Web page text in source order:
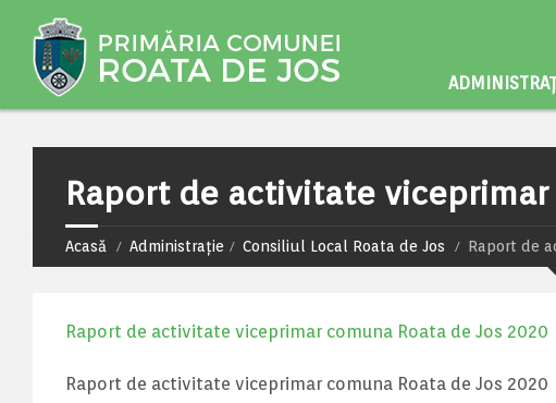
Raport de activitate
Acasă Administrație Consiliul Local Roata de Jos Raport de
Raport de activitate viceprimar comuna Roata de Jos 2020
Raport de activitate viceprimar comuna Roata de Jos 2020